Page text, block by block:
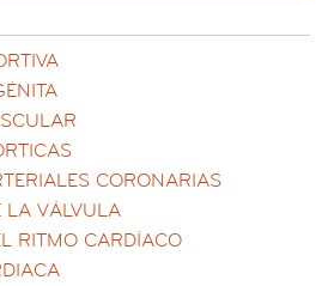
CORONARIAS
LA VÁLVULA
RITMO CARDÍACO